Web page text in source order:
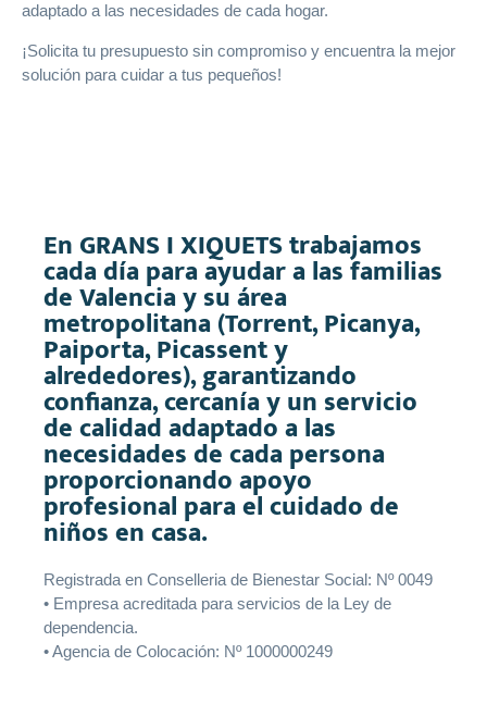
En GRANS I XIQUETS trabajamos
cada día para ayudar a las familias
de Valencia y su área
metropolitana (Torrent, Picanya,
Paiporta, Picassent y
alrededores), garantizando
confianza, cercanía y un servicio
de calidad adaptado a las
necesidades de cada persona
proporcionando apoyo
profesional para el cuidado de
niños en casa.
Registrada en Conselleria de Bienestar Social: Nº 0049
• Empresa acreditada para servicios de la Ley de
dependencia.
• Agencia de Colocación: Nº 1000000249
adaptado a las necesidades de cada hogar.
¡Solicita tu presupuesto sin compromiso y encuentra la mejor
solución para cuidar a tus pequeños!